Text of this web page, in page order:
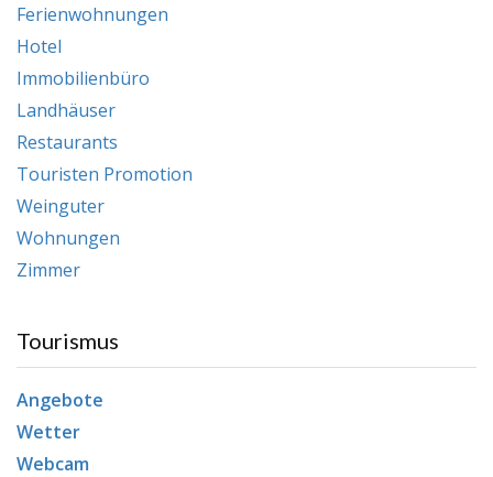
Ferienwohnungen
Hotel
Immobilienbüro
Landhäuser
Restaurants
Touristen Promotion
Weinguter
Wohnungen
Zimmer
Tourismus
Angebote
Wetter
Webcam